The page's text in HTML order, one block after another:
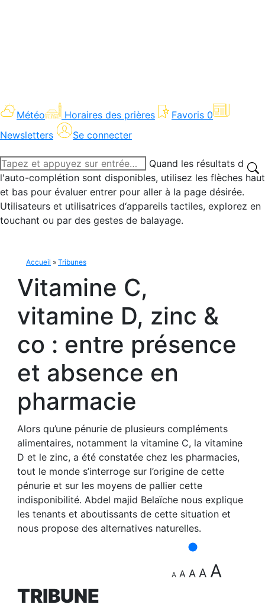
Météo Horaires des prières Favoris 0
Newsletters
Se connecter
Recherche
:
Quand les résultats de
l'auto-complétion sont disponibles, utilisez les flèches haut
et bas pour évaluer entrer pour aller à la page désirée.
Utilisateurs et utilisatrices d‘appareils tactiles, explorez en
touchant ou par des gestes de balayage.
Accueil » Tribunes
Vitamine C,
vitamine D, zinc &
co : entre présence
et absence en
pharmacie
Alors qu’une pénurie de plusieurs compléments
alimentaires, notamment la vitamine C, la vitamine
D et le zinc, a été constatée chez les pharmacies,
tout le monde s’interroge sur l’origine de cette
pénurie et sur les moyens de pallier cette
indisponibilité. Abdel majid Belaïche nous explique
les tenants et aboutissants de cette situation et
nous propose des alternatives naturelles.
A A A A A
TRIBUNE